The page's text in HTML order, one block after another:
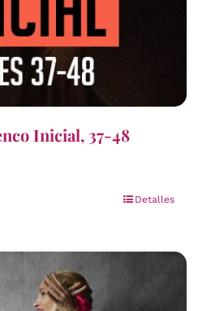
Inicial, 37-48
Detalles